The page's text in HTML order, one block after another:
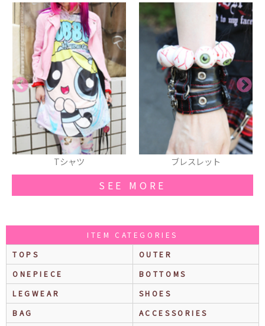
ブレスレット ヘアゴム
SEE MORE
ITEM CATEGORIES
TOPS
OUTER
ONEPIECE
BOTTOMS
LEGWEAR
SHOES
BAG
ACCESSORIES